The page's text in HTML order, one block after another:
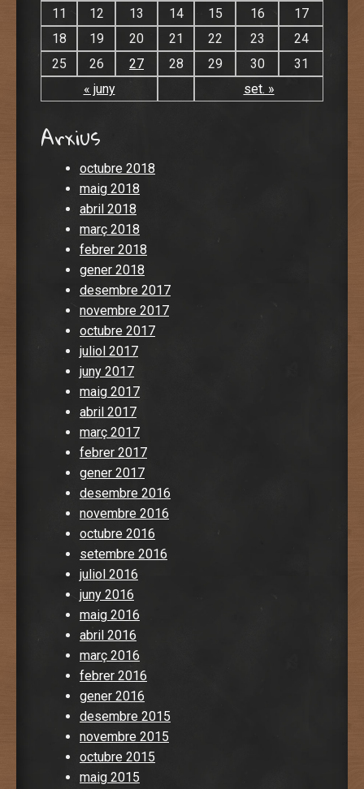
« juny set. »
11
12 13 14 15 16
17
18
19 20 21 22 23
24
25
26 27 28 29 30 31
Arxius
octubre 2018
maig 2018
abril 2018
març 2018
febrer 2018
gener 2018
desembre 2017
novembre 2017
octubre 2017
juliol 2017
juny 2017
maig 2017
abril 2017
març 2017
febrer 2017
gener 2017
desembre 2016
novembre 2016
octubre 2016
setembre 2016
juliol 2016
juny 2016
maig 2016
abril 2016
març 2016
febrer 2016
gener 2016
desembre 2015
novembre 2015
octubre 2015
maig 2015